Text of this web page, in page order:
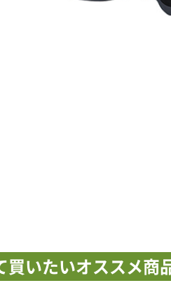
買いたいオススメ商